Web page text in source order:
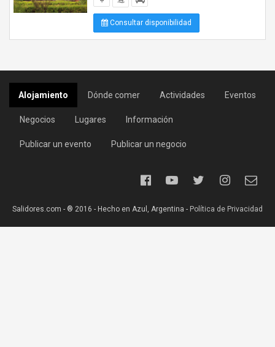
Consultar disponibilidad
Alojamiento Dónde comer Actividades Eventos
Negocios Lugares Información
Publicar un evento Publicar un negocio
Salidores.com - ® 2016 - Hecho en Azul, Argentina - Política de Privacidad